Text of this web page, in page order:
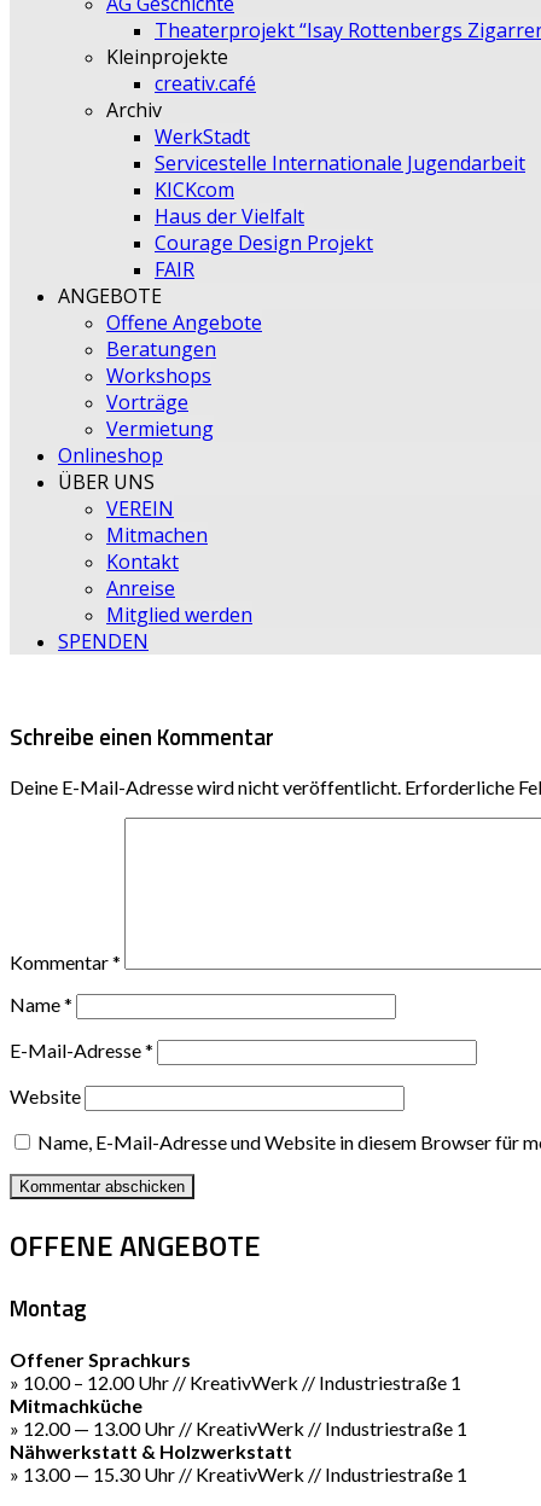
Theaterprojekt “Isay Rottenbergs
Kleinprojekte
creativ.café
Archiv
WerkStadt
Servicestelle Internationale Jugendarbeit
KICKcom
Haus der Vielfalt
Courage Design Projekt
FAIR
ANGEBOTE
Offene Angebote
Beratungen
Workshops
Vorträge
Vermietung
Onlineshop
ÜBER UNS
VEREIN
Mitmachen
Kontakt
Anreise
Mitglied werden
SPENDEN
Schreibe einen Kommentar
Deine E-Mail-Adresse wird nicht veröffentlicht. Erforderliche
Kommentar*
Name*
E-Mail-Adresse*
Website
Name, E-Mail-Adresse und Website in diesem Browser für
OFFENE ANGEBOTE
Montag
Offener Sprachkurs
» 10.00 – 12.00 Uhr // KreativWerk // Industriestraße 1
Mitmachküche
» 12.00 — 13.00 Uhr // KreativWerk // Industriestraße 1
Nähwerkstatt & Holzwerkstatt
» 13.00 — 15.30 Uhr // KreativWerk // Industriestraße 1